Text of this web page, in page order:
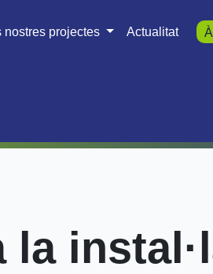
nostres projectes Actualitat
la